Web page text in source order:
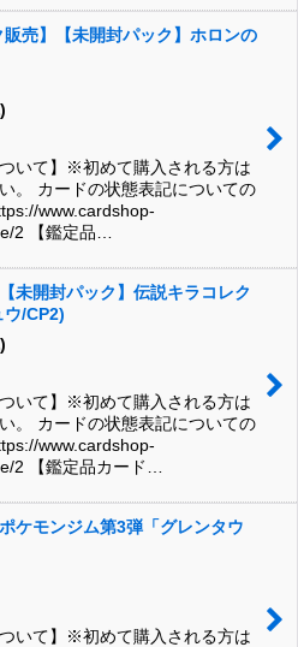
販売】【未開封パック】ホロンの
ついて】※初めて購入される方は
。 カードの状態表記についての
www.cardshop-
2 【鑑定品…
未開封パック】伝説キラコレク
ウ/CP2)
ついて】※初めて購入される方は
。 カードの状態表記についての
www.cardshop-
2 【鑑定品カード…
ケモンジム第3弾「グレンタウ
ついて】※初めて購入される方は